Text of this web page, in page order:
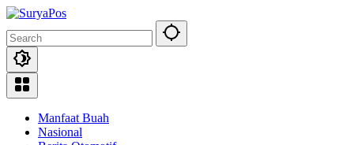
Skip
content
Manfaat Buah
Nasional